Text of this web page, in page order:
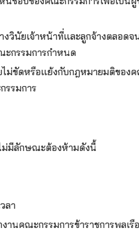
วินัยเจ้าหน้าที่และลูกจ้างตลอดจ
ะกรรมการกำหนด
ไม่ขัดหรือแย้งกับกฎหมายมติของ
รรมการ
ม่มีลักษณะต้องห้ามดังนี้
ลา
นคณะกรรมการข้าราชการพลเรื